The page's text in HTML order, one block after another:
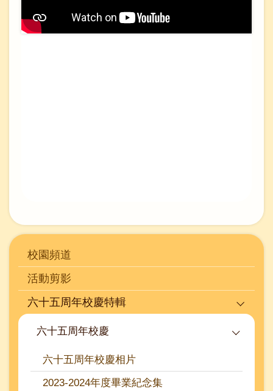
Main
navigation
校園頻道
活動剪影
六十五周年校慶特輯
六十五周年校慶
六十五周年校慶相片
2023-2024年度畢業紀念集